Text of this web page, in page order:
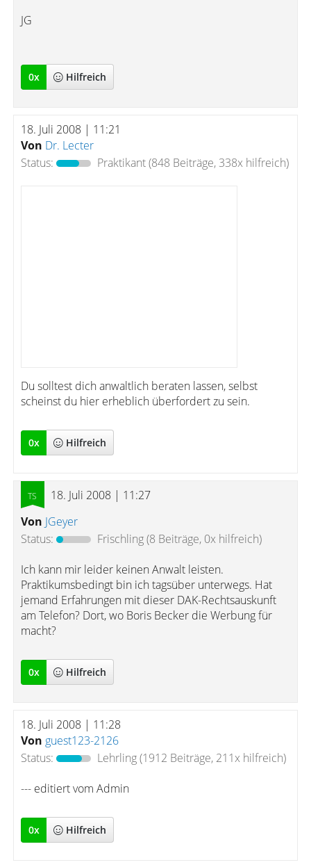
JG
0x Hilfreich
18. Juli 2008 | 11:21
Von Dr. Lecter
Status:
Praktikant(848 Beiträge, 338x hilfreich)
Du solltest dich anwaltlich beraten lassen, selbst
scheinst du hier erheblich überfordert zu sein.
0x Hilfreich
18. Juli 2008 | 11:27
Von JGeyer
Status:
Frischling(8 Beiträge, 0x hilfreich)
Ich kann mir leider keinen Anwalt leisten.
Praktikumsbedingt bin ich tagsüber unterwegs. Hat
jemand Erfahrungen mit dieser DAK-Rechtsauskunft
am Telefon? Dort, wo Boris Becker die Werbung für
macht?
0x Hilfreich
18. Juli 2008 | 11:28
Von guest123-2126
Status:
Lehrling(1912 Beiträge, 211x hilfreich)
--- editiert vom Admin
0x Hilfreich